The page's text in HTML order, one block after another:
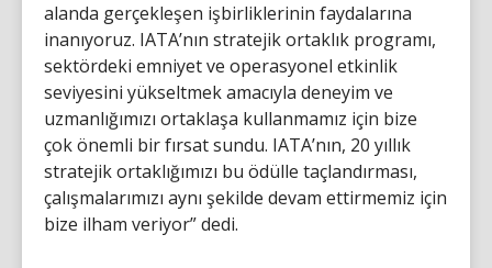
alanda gerçekleşen işbirliklerinin faydalarına
inanıyoruz. IATA’nın stratejik ortaklık programı,
sektördeki emniyet ve operasyonel etkinlik
seviyesini yükseltmek amacıyla deneyim ve
uzmanlığımızı ortaklaşa kullanmamız için bize
çok önemli bir fırsat sundu. IATA’nın, 20 yıllık
stratejik ortaklığımızı bu ödülle taçlandırması,
çalışmalarımızı aynı şekilde devam ettirmemiz için
bize ilham veriyor” dedi.